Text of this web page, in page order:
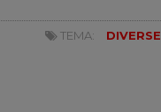
TEMA: DIVERSE